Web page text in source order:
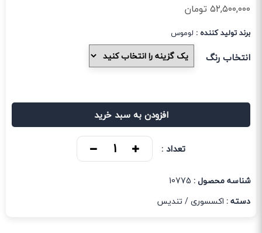
۵۲,۵۰۰,۰۰۰تومان
برند تولید کننده : لوموس
انتخاب رنگ
افزودن به سبد خرید
تعداد :
شناسه محصول : 10775
دسته : اکسسوری/ تندیس